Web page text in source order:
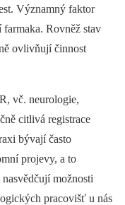
Významný faktor
Rovněž stav
ovlivňují čin­nost
vč. neurologie,
citlivá registrace
bývají často
projevy, a to
možnosti
pracovišť u nás